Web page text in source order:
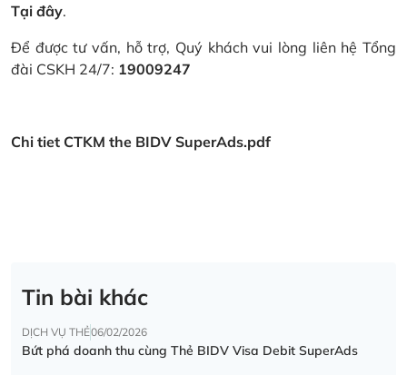
Tại đây.
Để được tư vấn, hỗ trợ, Quý khách vui lòng liên hệ Tổng
đài CSKH 24/7: 19009247
Chi tiet CTKM the BIDV SuperAds.pdf
Tin bài khác
DỊCH VỤ THẺ06/02/2026
Bứt phá doanh thu cùng Thẻ BIDV Visa Debit SuperAds